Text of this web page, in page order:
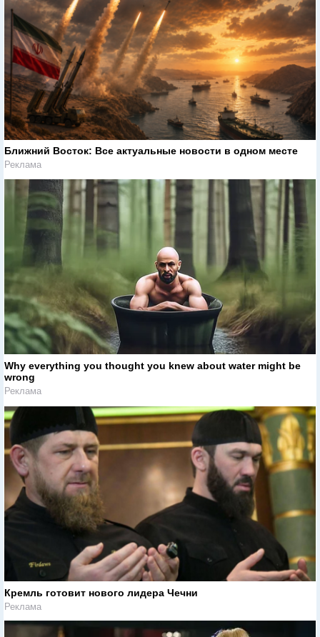
Ближний Восток: Все актуальные новости в одном месте
Реклама
Why everything you thought you knew about water might be
wrong
Реклама
Кремль готовит нового лидера Чечни
Реклама